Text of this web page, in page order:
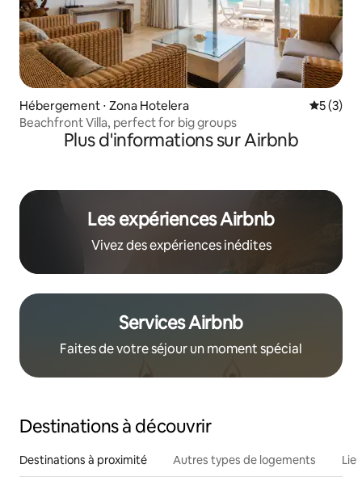
Hébergement ⋅ Zona Hotelera
5 (3)
Beachfront Villa, perfect for big groups
Plus d'informations sur Airbnb
Les expériences Airbnb
Vivez des expériences inédites
Services Airbnb
Faites de votre séjour un moment spécial
Destinations à découvrir
Destinations à proximité Autres types de logements